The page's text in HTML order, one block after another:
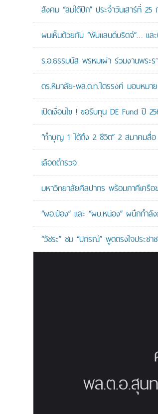
สังคม “ลมใต้ปีก” ประจำวันเสาร์ที่
ผมเห็นด้วยกับ “พับแลนด์บริดจ์”… แล
ร.อ.ธรรมนัส พรหมเผ่า ร่วมงานพระ
ดร.หิมาลัย-พล.ต.ท.ไตรรงค์ มอบหมา
เปิดเงื่อนไข ! ขอรับทุน DE Fund ปี
“ทำบุญ 1 ได้ถึง 2 ชีวิต” 2 สมาคมสื่
เลือดตำรวจ
มหาวิทยาลัยศิลปากร พร้อมภาคีเครือ
“ผอ.ป๋อง” และ “ผบ.หน่อง” ผนึกกำลั
“วัชระ” ชม “ปกรณ์” พูดตรงใจประชา
พล.ต.อ.สุ